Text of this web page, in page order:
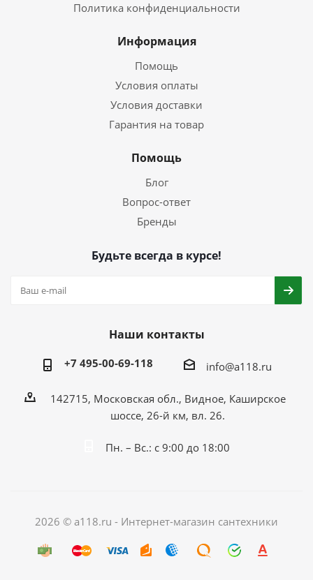
Политика конфиденциальности
Информация
Помощь
Условия оплаты
Условия доставки
Гарантия на товар
Помощь
Блог
Вопрос-ответ
Бренды
Будьте всегда в курсе!
Наши контакты
+7 495-00-69-118 info@a118.ru
142715, Московская обл., Видное, Каширское
шоссе, 26-й км, вл. 26.
Пн. – Вс.: с 9:00 до 18:00
2026 © a118.ru - Интернет-магазин сантехники